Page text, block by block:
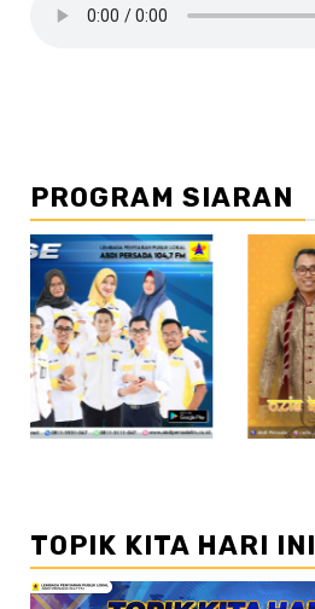
PROGRAM SIARAN
//2
TOPIK KITA HARI INI